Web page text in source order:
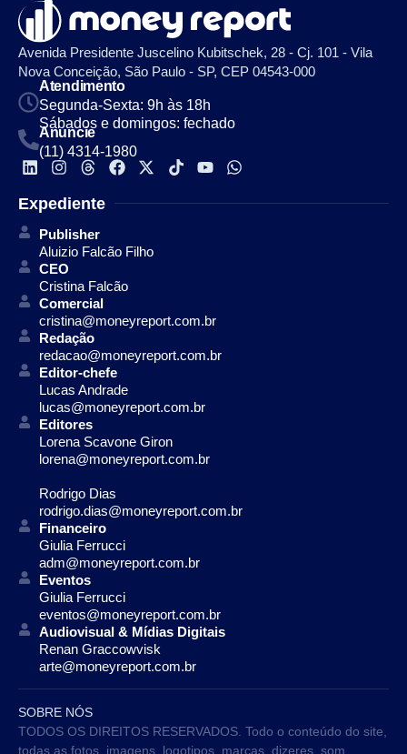
Avenida Presidente Juscelino Kubitschek, 28 - Cj. 101 - Vila
Nova Conceição, São Paulo - SP, CEP 04543-000
Atendimento
Segunda-Sexta: 9h às 18h
Sábados e domingos: fechado
Anuncie
(11) 4314-1980
Expediente
Publisher
Aluizio Falcão Filho
CEO
Cristina Falcão
Comercial
cristina@moneyreport.com.br
Redação
redacao@moneyreport.com.br
Editor-chefe
Lucas Andrade
lucas@moneyreport.com.br
Editores
Lorena Scavone Giron
lorena@moneyreport.com.br
Rodrigo Dias
rodrigo.dias@moneyreport.com.br
Financeiro
Giulia Ferrucci
adm@moneyreport.com.br
Eventos
Giulia Ferrucci
eventos@moneyreport.com.br
Audiovisual & Mídias Digitais
Renan Graccowvisk
arte@moneyreport.com.br
SOBRE NÓS
TODOS OS DIREITOS RESERVADOS. Todo o conteúdo do site,
todas as fotos, imagens, logotipos, marcas, dizeres, som,